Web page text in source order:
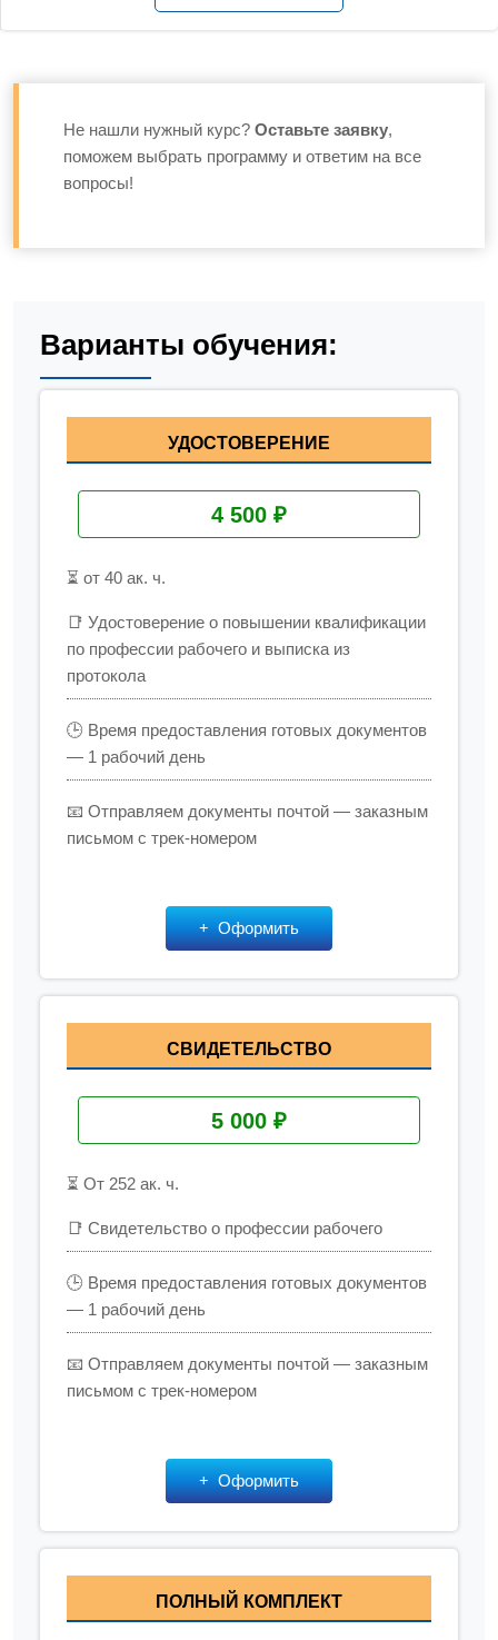
Не нашли нужный курс? Оставьте заявку,
поможем выбрать программу и ответим на все
вопросы!
Варианты обучения:
УДОСТОВЕРЕНИЕ
4 500 ₽
⏳ от 40 ак. ч.
📑 Удостоверение о повышении квалификации
по профессии рабочего и выписка из
протокола
🕒 Время предоставления готовых документов
— 1 рабочий день
📧 Отправляем документы почтой — заказным
письмом с трек-номером
Оформить
СВИДЕТЕЛЬСТВО
5 000 ₽
⏳ От 252 ак. ч.
📑 Свидетельство о профессии рабочего
🕒 Время предоставления готовых документов
— 1 рабочий день
📧 Отправляем документы почтой — заказным
письмом с трек-номером
Оформить
ПОЛНЫЙ КОМПЛЕКТ